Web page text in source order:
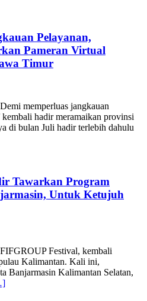
Pelayanan,
Pameran Virtual
Timur
memperluas jangkauan
hadir meramaikan provinsi
di bulan Juli hadir terlebih dahulu
Tawarkan Program
Untuk Ketujuh
Festival, kembali
Kalimantan. Kali ini,
Banjarmasin Kalimantan Selatan,